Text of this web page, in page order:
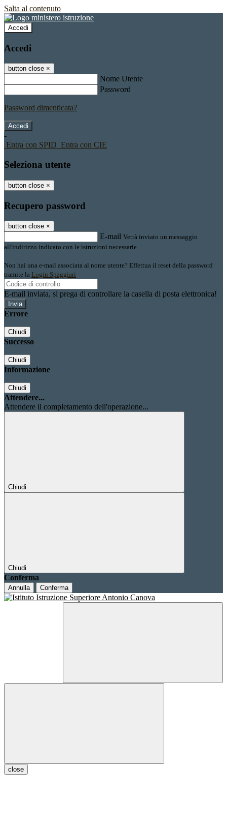
Salta al contenuto
Accedi
Accedi
button close ×
Nome Utente
Password
Password dimenticata?
-
Entra con SPID Entra con CIE
Seleziona utente
button close ×
Recupero password
button close ×
E-mail Verrà inviato un messaggio
all'indirizzo indicato con le istruzioni necessarie.
Non hai una e-mail associata al nome utente? Effettua il reset della password
tramite la Login Spaggiari
E-mail inviata, si prega di controllare la casella di posta elettronica!
Errore
Chiudi
Successo
Chiudi
Informazione
Chiudi
Attendere...
Attendere il completamento dell'operazione...
Chiudi
Chiudi
Conferma
Annulla Conferma
close